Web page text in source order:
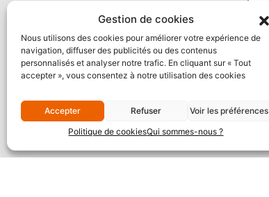
Gestion de cookies
Nous utilisons des cookies pour améliorer votre expérience de
navigation, diffuser des publicités ou des contenus
personnalisés et analyser notre trafic. En cliquant sur « Tout
accepter », vous consentez à notre utilisation des cookies
Accepter Refuser
Voir les préférences
Politique de cookiesQui sommes-nous ?